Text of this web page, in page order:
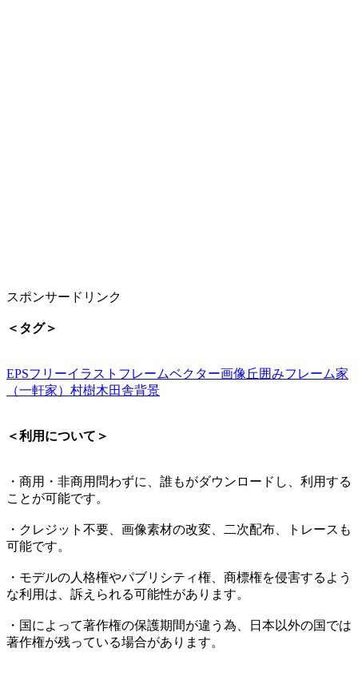
スポンサードリンク
＜タグ＞
EPSフリーイラスト フレームベクター画像 丘 囲みフレーム家
（一軒家） 村樹木田舎背景
＜利用について＞
・商用・非商用問わずに、誰もがダウンロードし、利用する
ことが可能です。
・クレジット不要、画像素材の改変、二次配布、トレースも
可能です。
・モデルの人格権やパブリシティ権、商標権を侵害するよう
な利用は、訴えられる可能性があります。
・国によって著作権の保護期間が違う為、日本以外の国では
著作権が残っている場合があります。